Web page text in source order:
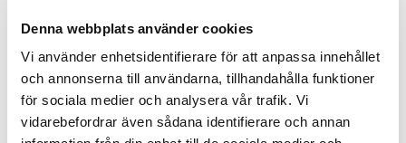
Denna webbplats använder cookies
Vi använder enhetsidentifierare för att anpassa innehållet
och annonserna till användarna, tillhandahålla funktioner
för sociala medier och analysera vår trafik. Vi
vidarebefordrar även sådana identifierare och annan
Sök